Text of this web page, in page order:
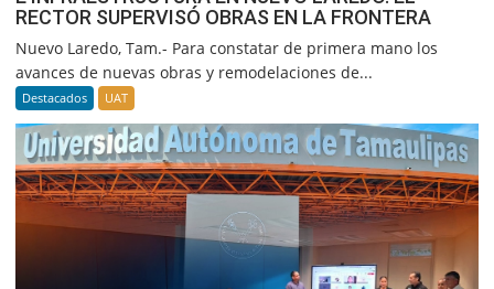
RECTOR SUPERVISÓ OBRAS EN LA FRONTERA
Nuevo Laredo, Tam.- Para constatar de primera mano los
avances de nuevas obras y remodelaciones de...
Destacados UAT